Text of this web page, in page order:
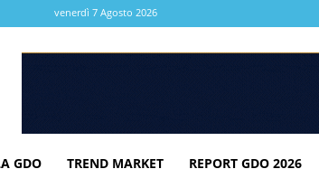
venerdì 7 Agosto 2026
GDO TREND MARKET REPORT GDO 2026